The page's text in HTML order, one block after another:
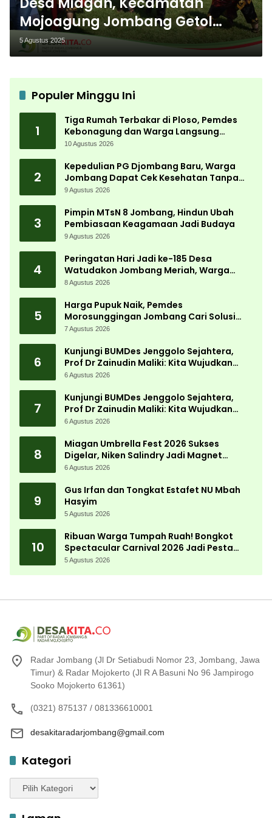
Mojoagung Jombang Getol
Kenalkan Potensi Desa lewat
Kirab Budaya
5 Agustus 2025
Populer Minggu Ini
1
Tiga Rumah Terbakar di Ploso, Pemdes
Kebonagung dan Warga Langsung
Bergerak Bantu Korban
10 Agustus 2026
2
Kepedulian PG Djombang Baru, Warga
Jombang Dapat Cek Kesehatan Tanpa
Biaya
9 Agustus 2026
3
Pimpin MTsN 8 Jombang, Hindun Ubah
Pembiasaan Keagamaan Jadi Budaya
9 Agustus 2026
4
Peringatan Hari Jadi ke-185 Desa
Watudakon Jombang Meriah, Warga
Tumpek Blek Padati Karnaval Budaya
8 Agustus 2026
5
Harga Pupuk Naik, Pemdes
Morosunggingan Jombang Cari Solusi
Lewat Kajian Akademik
7 Agustus 2026
6
Kunjungi BUMDes Jenggolo Sejahtera,
Prof Dr Zainudin Maliki: Kita Wujudkan
Kemandirian Ekonomi dengan Potensi
6 Agustus 2026
7
Kunjungi BUMDes Jenggolo Sejahtera,
Prof Dr Zainudin Maliki: Kita Wujudkan
Kemandirian Ekonomi dengan Potensi
6 Agustus 2026
8
Miagan Umbrella Fest 2026 Sukses
Digelar, Niken Salindry Jadi Magnet
Ribuan Pengunjung
6 Agustus 2026
9
Gus Irfan dan Tongkat Estafet NU Mbah
Hasyim
5 Agustus 2026
10
Ribuan Warga Tumpah Ruah! Bongkot
Spectacular Carnival 2026 Jadi Pesta
Kemerdekaan Terbesar di Peterongan
5 Agustus 2026
Radar Jombang (Jl Dr Setiabudi Nomor 23, Jombang, Jawa
Timur) & Radar Mojokerto (Jl R A Basuni No 96 Jampirogo
Sooko Mojokerto 61361)
(0321) 875137 / 081336610001
desakitaradarjombang@gmail.com
Kategori
Kategori